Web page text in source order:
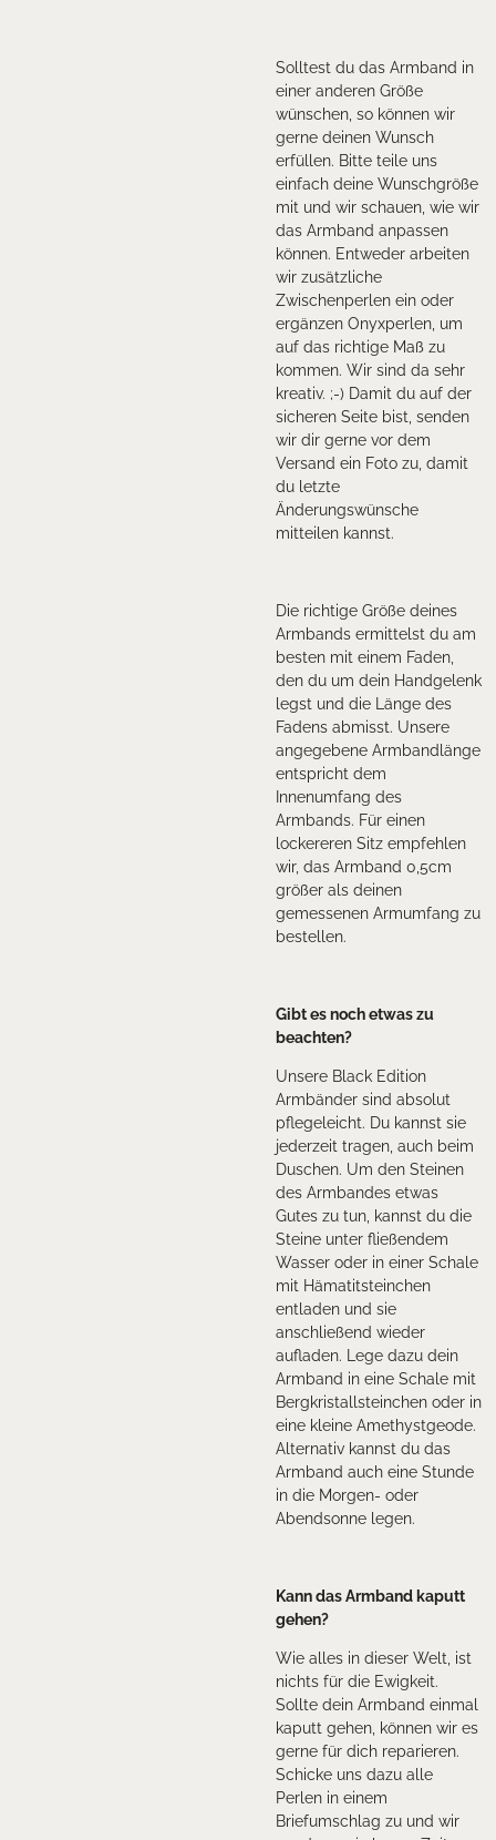
Solltest du das Armband in
einer anderen Größe
wünschen, so können wir
gerne deinen Wunsch
erfüllen. Bitte teile uns
einfach deine Wunschgröße
mit und wir schauen, wie wir
das Armband anpassen
können. Entweder arbeiten
wir zusätzliche
Zwischenperlen ein oder
ergänzen Onyxperlen, um
auf das richtige Maß zu
kommen. Wir sind da sehr
kreativ. ;-) Damit du auf der
sicheren Seite bist, senden
wir dir gerne vor dem
Versand ein Foto zu, damit
du letzte
Änderungswünsche
mitteilen kannst.
Die richtige Größe deines
Armbands ermittelst du am
besten mit einem Faden,
den du um dein Handgelenk
legst und die Länge des
Fadens abmisst. Unsere
angegebene Armbandlänge
entspricht dem
Innenumfang des
Armbands. Für einen
lockereren Sitz empfehlen
wir, das Armband 0,5cm
größer als deinen
gemessenen Armumfang zu
bestellen.
Gibt es noch etwas zu
beachten?
Unsere Black Edition
Armbänder sind absolut
pflegeleicht. Du kannst sie
jederzeit tragen, auch beim
Duschen. Um den Steinen
des Armbandes etwas
Gutes zu tun, kannst du die
Steine unter fließendem
Wasser oder in einer Schale
mit Hämatitsteinchen
entladen und sie
anschließend wieder
aufladen. Lege dazu dein
Armband in eine Schale mit
Bergkristallsteinchen oder in
eine kleine Amethystgeode.
Alternativ kannst du das
Armband auch eine Stunde
in die Morgen- oder
Abendsonne legen.
Kann das Armband kaputt
gehen?
Wie alles in dieser Welt, ist
nichts für die Ewigkeit.
Sollte dein Armband einmal
kaputt gehen, können wir es
gerne für dich reparieren.
Schicke uns dazu alle
Perlen in einem
Briefumschlag zu und wir